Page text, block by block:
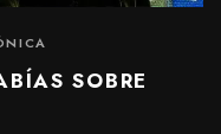
SOBRE